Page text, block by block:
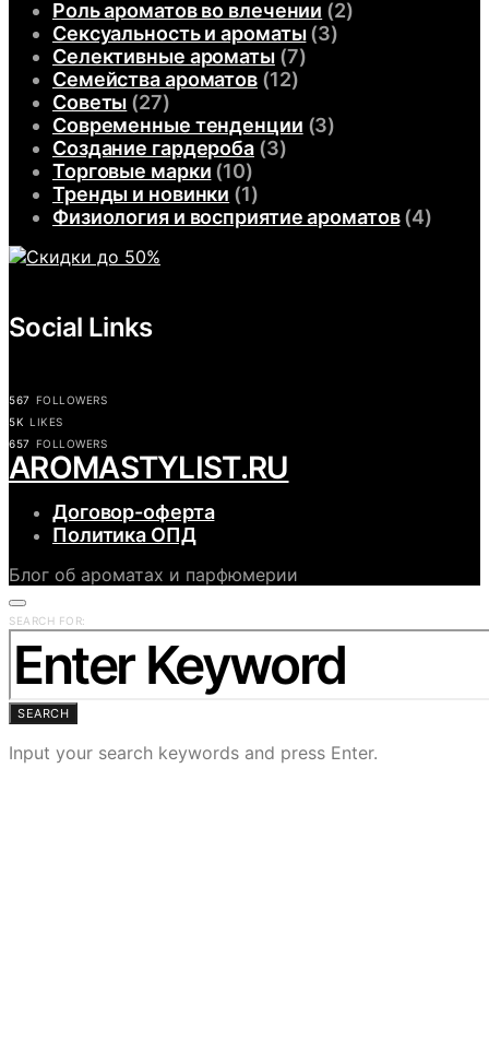
Роль ароматов во влечении (2)
Сексуальность и ароматы(3)
Селективные ароматы(7)
Семейства ароматов(12)
Советы (27)
Современные тенденции (3)
Создание гардероба(3)
Торговые марки (10)
Тренды и новинки (1)
Физиология и восприятие ароматов(4)
Social Links
567 FOLLOWERS
5K LIKES
657 FOLLOWERS
АROMASTYLIST.RU
Договор-оферта
Политика ОПД
Блог об ароматах и парфюмерии
SEARCH FOR:
SEARCH
Input your search keywords and press Enter.